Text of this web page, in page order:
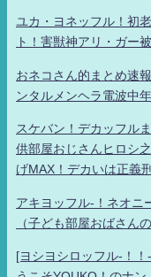
ユカ・ヨネッフル！初
ト！害獣神アリ・ガー
おネコさん的まとめ速
ンタルメンヘラ電波中
スケバン！デカッフル
供部屋おじさんヒロシ
げMAX！デカいは正義
アキヨッフル-！ネオニ
（子ども部屋おばさん
[ヨシヨシロッフル-！